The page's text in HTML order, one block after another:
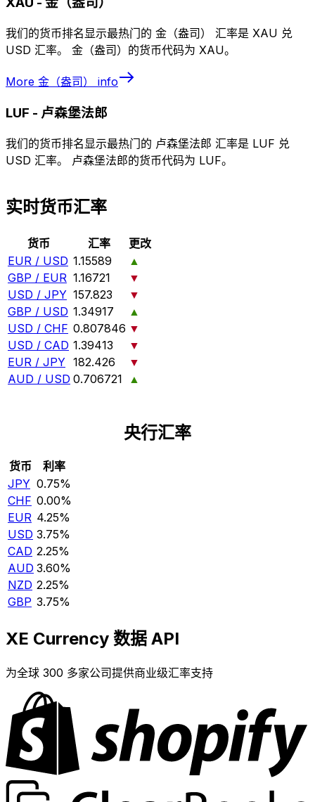
我们的货币排名显示最热门的 金（盎司） 汇率是 XAU 兑
USD 汇率。 金（盎司）的货币代码为 XAU。
More 金（盎司） info
LUF - 卢森堡法郎
我们的货币排名显示最热门的 卢森堡法郎 汇率是 LUF 兑
USD 汇率。 卢森堡法郎的货币代码为 LUF。
实时货币汇率
货币 汇率
更改
EUR / USD 1.15589
▲
GBP / EUR 1.16721
▼
USD / JPY 157.823
▼
GBP / USD 1.34917
▲
USD / CHF 0.807846 ▼
USD / CAD 1.39413
▼
EUR / JPY 182.426
▼
AUD / USD 0.706721 ▲
央行汇率
货币
利率
JPY 0.75%
CHF 0.00%
EUR 4.25%
USD 3.75%
CAD 2.25%
AUD 3.60%
NZD 2.25%
GBP 3.75%
XE Currency 数据 API
为全球 300 多家公司提供商业级汇率支持